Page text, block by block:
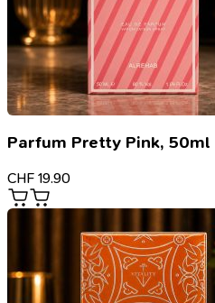
Parfum Pretty Pink, 50ml
CHF 19.90